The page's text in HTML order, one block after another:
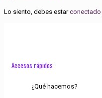
Lo siento, debes estarconectado
Accesos rápidos
¿Qué hacemos?